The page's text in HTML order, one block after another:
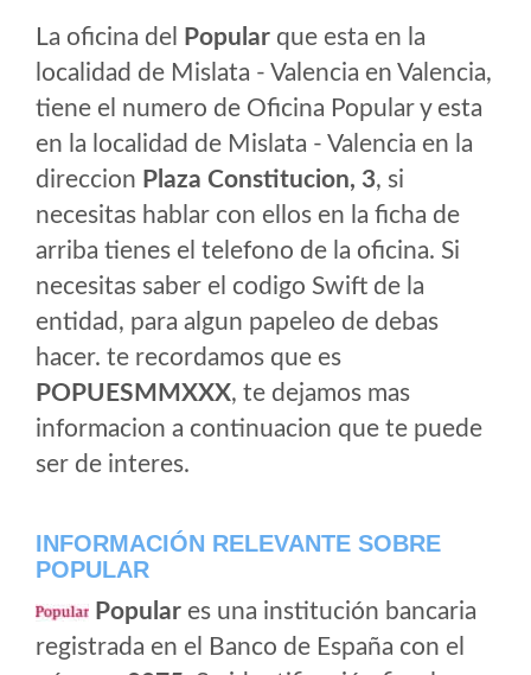
La oficina del Popular que esta en la
localidad de Mislata - Valencia en Valencia,
tiene el numero de Oficina Popular y esta
en la localidad de Mislata - Valencia en la
direccion Plaza Constitucion, 3, si
necesitas hablar con ellos en la ficha de
arriba tienes el telefono de la oficina. Si
necesitas saber el codigo Swift de la
entidad, para algun papeleo de debas
hacer. te recordamos que es
POPUESMMXXX, te dejamos mas
informacion a continuacion que te puede
ser de interes.
INFORMACIÓN RELEVANTE SOBRE
POPULAR
Popular es una institución bancaria
registrada en el Banco de España con el